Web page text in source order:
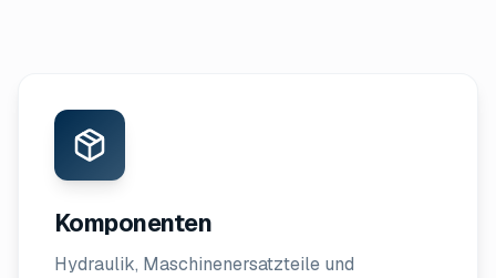
Komponenten
Hydraulik, Maschinenersatzteile und